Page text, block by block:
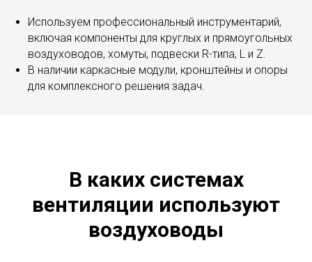
Используем профессиональный инструментарий,
включая компоненты для круглых и прямоугольных
воздуховодов, хомуты, подвески R-типа, L и Z.
В наличии каркасные модули, кронштейны и опоры
для комплексного решения задач.
В каких системах
вентиляции используют
воздуховоды